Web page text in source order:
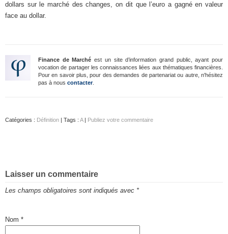
dollars sur le marché des changes, on dit que l’euro a gagné en valeur
face au dollar.
Finance de Marché est un site d’information grand public, ayant pour
vocation de partager les connaissances liées aux thématiques financières.
Pour en savoir plus, pour des demandes de partenariat ou autre, n'hésitez
pas à nous contacter.
Catégories : Définition | Tags : A| Publiez votre commentaire
Laisser un commentaire
Les champs obligatoires sont indiqués avec *
Nom *